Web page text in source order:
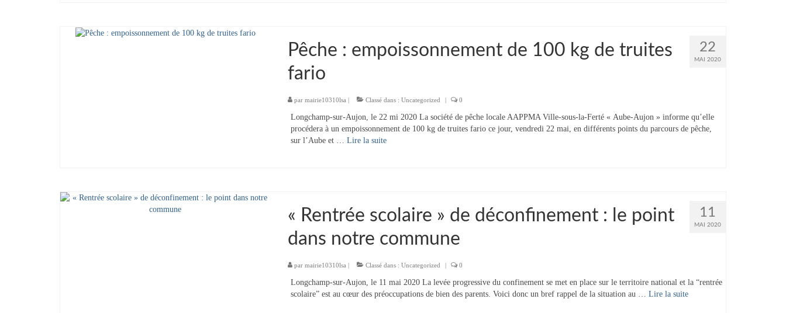
22
MAI 2020
Pêche : empoissonnement de 100 kg de truites
fario
parmairie10310lsa Classé dans :Uncategorized 0
Longchamp-sur-Aujon, le 22 mi 2020 La société de pêche locale AAPPMA Ville-sous-la-Ferté « Aube-Aujon » informe qu’elle
procédera à un empoissonnement de 100 kg de truites fario ce jour, vendredi 22 mai, en différents points du parcours de pêche,
sur l’Aube et …Lire la suite­­
11
MAI 2020
« Rentrée scolaire » de déconfinement : le point
dans notre commune
parmairie10310lsa Classé dans :Uncategorized 0
Longchamp-sur-Aujon, le 11 mai 2020 La levée progressive du confinement se met en place sur le territoire national et la “rentrée
scolaire” est au cœur des préoccupations de bien des parents. Voici donc un bref rappel de la situation au …Lire la suite­­